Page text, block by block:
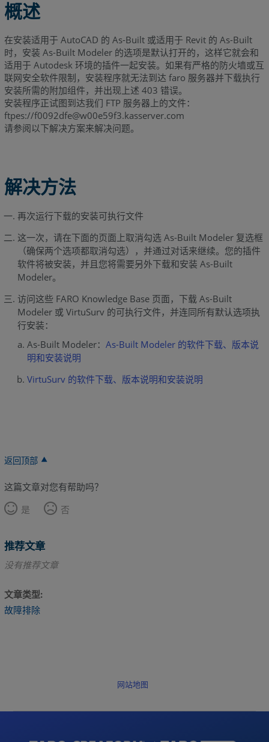
概述
在安装适用于 AutoCAD 的 As-Built 或适用于 Revit 的 As-Built
时，安装 As-Built Modeler 的选项是默认打开的，这样它就会和
适用于 Autodesk 环境的插件一起安装。如果有严格的防火墙或互
联网安全软件限制，安装程序就无法到达 faro 服务器并下载执行
安装所需的附加组件，并出现上述 403 错误。
安装程序正试图到达我们 FTP 服务器上的文件：
ftpes://f0092dfe@w00e59f3.kasserver.com
请参阅以下解决方案来解决问题。
解决方法
再次运行下载的安装可执行文件
这一次，请在下面的页面上取消勾选 As-Built Modeler 复选框
（确保两个选项都取消勾选），并通过对话来继续。您的插件
软件将被安装，并且您将需要另外下载和安装 As-Built
Modeler。
访问这些 FARO Knowledge Base 页面，下载 As-Built
Modeler 或 VirtuSurv 的可执行文件，并连同所有默认选项执
行安装：
As-Built Modeler： As-Built Modeler 的软件下载、版本说
明和安装说明
VirtuSurv 的软件下载、版本说明和安装说明
返回顶部
这篇文章对您有帮助吗？
是
否
推荐文章
没有推荐文章
文章类型
故障排除
网站地图